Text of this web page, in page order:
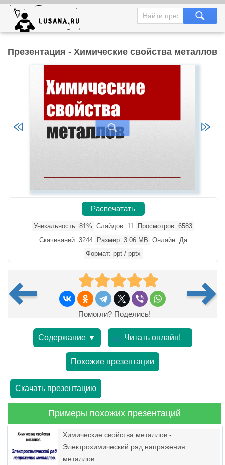
Презентация - Химические свойства металлов
Распечатать
Уникальность: 81% Слайдов: 11
Просмотров: 6583
Скачиваний: 3244
Размер: 3.06 MB Онлайн: Да
Формат: ppt / pptx
Помогли? Поделись!
Содержание ▼ Читать онлайн!
Похожие презентации
Скачать презентацию
Примеры похожих презентаций
Химические свойства металлов -
Электрохимический ряд напряжения
металлов